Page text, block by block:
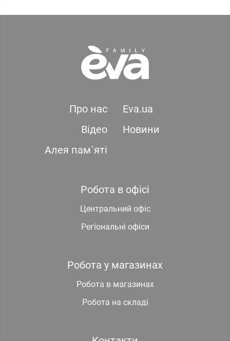
Про нас
Eva.ua
Відео
Новини
Алея пам`яті
Робота в офісі
Центральний офіс
Регіональні офіси
Робота у магазинах
Робота в магазинах
Робота на складі